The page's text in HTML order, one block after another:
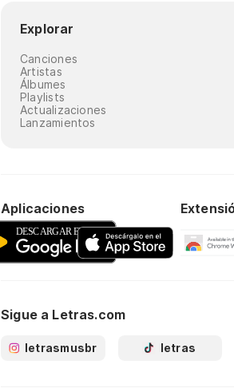
Explorar
Canciones
Artistas
Álbumes
Playlists
Actualizaciones
Lanzamientos
Aplicaciones
Sigue a Letras.com
letrasmusbr letras